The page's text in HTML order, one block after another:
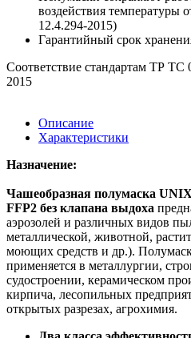
воздействия температуры
12.4.294-2015)
Гарантийный срок
Соответствие стандартам ТР
2015
Описание
Характеристики
Назначение:
Чашеобразная полумаска
FFP2 без клапана выдоха
аэрозолей и различных видов
металлической, животной,
моющих средств и др.).
применяется в металлургии,
судостроении, керамическом
кирпича, лесопильных
открытых разрезах, агрохимия.